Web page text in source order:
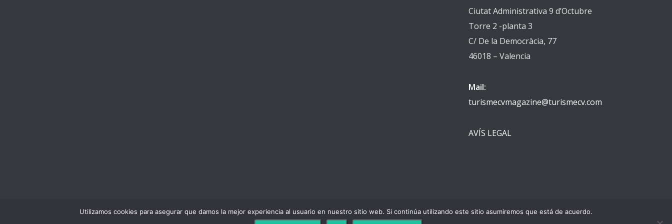
Ciutat Administrativa 9 d’Octubre
Torre 2 -planta 3
C/ De la Democràcia, 77
46018 – Valencia
Mail:
turismecvmagazine@turismecv.com
AVÍS LEGAL
Utilizamos cookies para asegurar que damos la mejor experiencia al usuario en nuestro sitio web. Si continúa utilizando este sitio asumiremos que está de acuerdo.